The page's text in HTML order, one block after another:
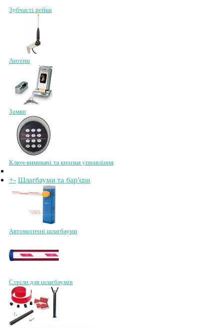
Зубчасті рейки
Антени
Замки
Ключ-вимикачі та кнопки управління
+- Шлагбауми та бар'єри
Автоматичні шлагбауми
Стріли для шлагбаумів